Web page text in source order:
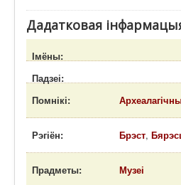
Дадатковая
Імёны:
Падзеі:
Помнікі:
Рэгіён: Брэст,
Прадметы: Музеі